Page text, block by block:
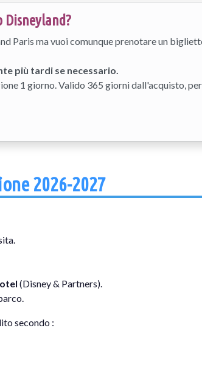
Disneyland?
Paris ma vuoi comunque prenotare un
più tardi se necessario.
1 giorno. Valido 365 giorni dall'acquisto,
2026-2027
(Disney & Partners).
secondo :